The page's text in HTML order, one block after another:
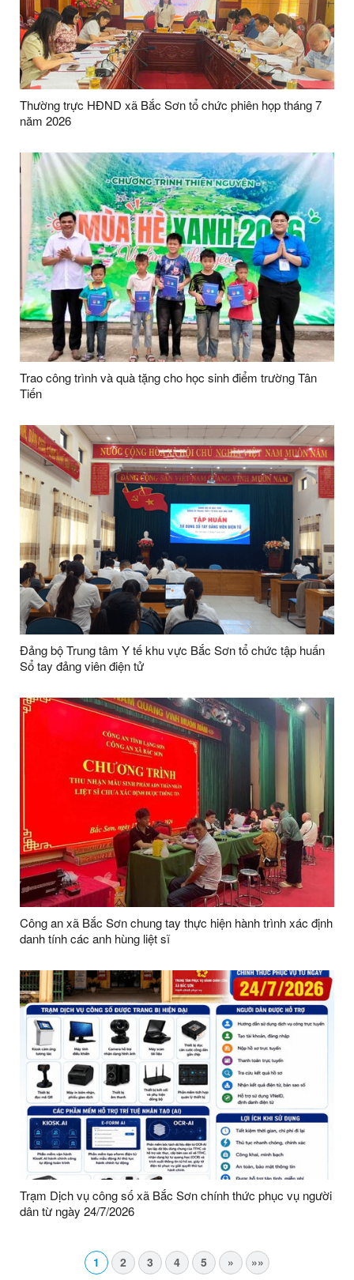
Thường trực HĐND xã Bắc Sơn tổ chức phiên họp tháng 7
năm 2026
Trao công trình và quà tặng cho học sinh điểm trường Tân
Tiến
Đảng bộ Trung tâm Y tế khu vực Bắc Sơn tổ chức tập huấn
Sổ tay đảng viên điện tử
Công an xã Bắc Sơn chung tay thực hiện hành trình xác định
danh tính các anh hùng liệt sĩ
Trạm Dịch vụ công số xã Bắc Sơn chính thức phục vụ người
dân từ ngày 24/7/2026
1 2 3 4 5 » »»